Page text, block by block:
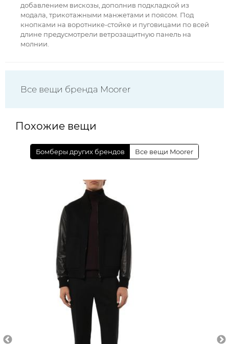
добавлением вискозы, дополнив подкладкой из
модала, трикотажными манжетами и поясом. Под
кнопками на воротнике-стойке и пуговицами по всей
длине предусмотрели ветрозащитную панель на
молнии.
Все вещи бренда Moorer
Похожие вещи
Бомберы других брендов Все вещи Moorer